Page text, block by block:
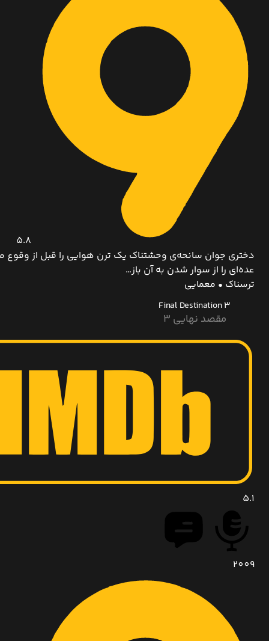
5.8
دختری جوان سانحه‌‌ی وحشتناک یک ترن هوایی را قبل از وقوع
عده‌ای را از سوار شدن به آن باز…
ترسناک • معمایی
Final Destination 3
مقصد نهایی ۳
5.1
2009